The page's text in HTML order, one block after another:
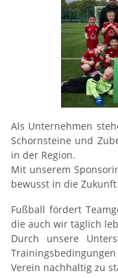
Als Unternehmen
Schornsteine und
in der Region.
Mit unserem
bewusst in die
Fußball fördert
die auch wir täglich
Durch unsere
Verein nachhaltig zu